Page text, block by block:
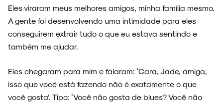
Eles viraram meus melhores amigos, minha família mesmo.
A gente foi desenvolvendo uma intimidade para eles
conseguirem extrair tudo o que eu estava sentindo e
também me ajudar.
Eles chegaram para mim e falaram: ‘Cara, Jade, amiga,
isso que você está fazendo não é exatamente o que
você gosta’. Tipo: ‘Você não gosta de blues? Você não